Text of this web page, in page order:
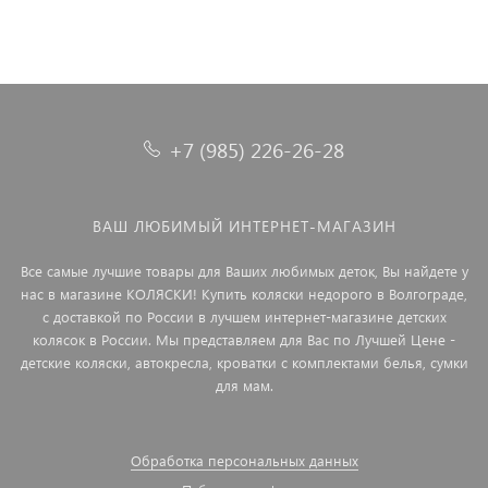
+7 (985) 226-26-28
ВАШ ЛЮБИМЫЙ ИНТЕРНЕТ-МАГАЗИН
Все самые лучшие товары для Ваших любимых деток, Вы найдете у
нас в магазине КОЛЯСКИ! Купить коляски недорого в Волгограде,
с доставкой по России в лучшем интернет-магазине детских
колясок в России. Мы представляем для Вас по Лучшей Цене -
детские коляски, автокресла, кроватки с комплектами белья, сумки
для мам.
Обработка персональных данных